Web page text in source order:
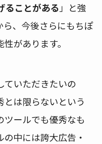
ることがある 」と強
、今後さらにもちぽ
があります。
ていただきたいの
は限らないという
ツールでも優秀なも
中には誇大広告・